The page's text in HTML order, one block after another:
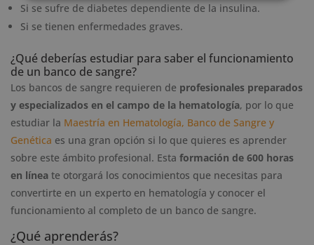
Si se sufre de diabetes dependiente de la insulina.
Si se tienen enfermedades graves.
¿Qué deberías estudiar para saber el funcionamiento
de un banco de sangre?
Los bancos de sangre requieren de profesionales preparados
y especializados en el campo de la hematología, por lo que
estudiar la Maestría en Hematología, Banco de Sangre y
Genética es una gran opción si lo que quieres es aprender
sobre este ámbito profesional. Esta formación de 600 horas
en línea te otorgará los conocimientos que necesitas para
convertirte en un experto en hematología y conocer el
funcionamiento al completo de un banco de sangre.
¿Qué aprenderás?